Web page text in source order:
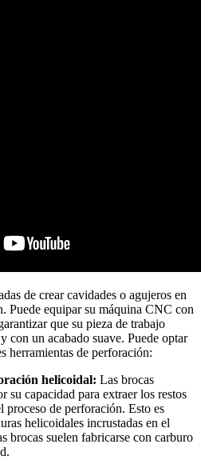
de crear cavidades o agujeros en
Puede equipar su máquina CNC con
que su pieza de trabajo
con un acabado suave. Puede optar
herramientas de perforación:
helicoidal: Las brocas
su capacidad para extraer los restos
proceso de perforación. Esto es
helicoidales incrustadas en el
brocas suelen fabricarse con carburo